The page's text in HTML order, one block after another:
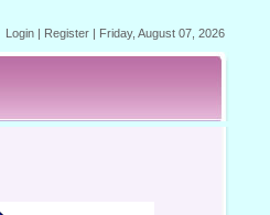
Login| Register| Friday, August 07, 2026